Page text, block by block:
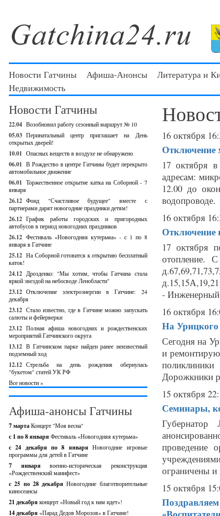
Новости Гатчины Афиша-Анонсы
Литература и
Недвижимость
Новости Гатчины
22.04 Возобновил работу сезонный маршрут № 10
05.03 Перинатальный центр приглашает на День
открытых дверей!
10.01 Опасных веществ в воздухе не обнаружено
06.01 В Рождество в центре Гатчины будет перекрыто
автомобильное движение
06.01 Торжественное открытие катка на Соборной - 7
января
26.12 Фонд "Счастливое будущее" вместе с
партнерами дарят новогодние праздники детям!
26.12 График работы городских и пригородных
автобусов в период новогодних праздников
26.12 Фестиваль «Новогодняя кутерьма» - с 1 по 8
января в Гатчине
25.12 На Соборной готовится к открытию бесплатный
каток!
24.12 Дрозденко: "Мы хотим, чтобы Гатчина стала
яркой звездой на небосводе Ленобласти"
23.12 Отключение электроэнергии в Гатчине: 24
декабря
23.12 Стало известно, где в Гатчине можно запускать
салюты и фейерверки
23.12 Полная афиша новогодних и рождественских
мероприятий Гатчинского округа
13.12 В Гатчинском парке найден ранее неизвестный
подземный ход
12.12 Стрельба на день рождения обернулась
"букетом" статей УК РФ
Все новости »
Афиша-анонсы Гатчины
7 мартаКонцерт "Моя весна"
с 1 по 8 января Фестиваль «Новогодняя кутерьма»
с 24 декабря по 8 январяНовогодние игровые
программы для детей в Гатчине
7 январявоенно-историческая реконструкция
«Рождественский манифест»
c 25 по 28 декабряНовогодние благотворительные
киносеансы
21 декабря концерт «Новый год к нам идет»!
14 декабря «Парад Дедов Морозов» в Гатчине!
16 октября
Отключение
17 октября
адресам:
12.00 до
16 октября
Отключение
17 октября
отопление.
-
16 октября
На
Сегодня на
и
Дорожкники
15 октября
Семинары,
Губернатор
проведение
ограничены
15 октября
Поздравляем